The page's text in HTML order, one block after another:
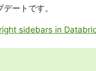
ートです。
sidebars in